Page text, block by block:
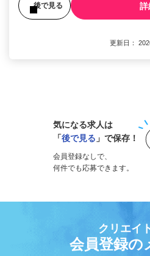
後で見る 詳
更新日：
気になる求人は
「後で見る 」で保存！
会員登録なしで、
何件でも応募できます。
クリエイ
会員登録の